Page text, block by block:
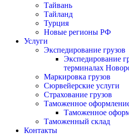
Тайвань
Тайланд
Турция
Новые регионы РФ
Услуги
Экспедирование грузов
Экспедирование
терминалах
Маркировка грузов
Сюрвейерские услуги
Страхование грузов
Таможенное
Таможенное
Таможенный склад
Контакты